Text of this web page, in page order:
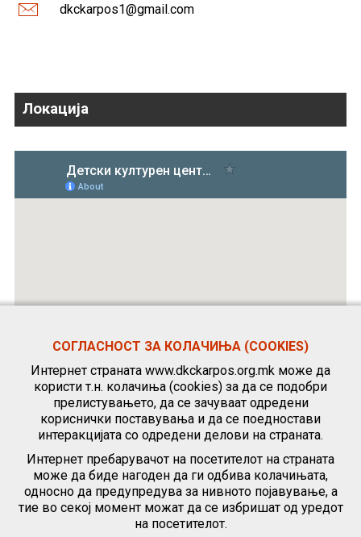
dkckarpos1@gmail.com
Локација
СОГЛАСНОСТ ЗА КОЛАЧИЊА (COOKIES)
Интернет страната www.dkckarpos.org.mk може да
користи т.н. колачиња (cookies) за да се подобри
прелистувањето, да се зачуваат одредени
кориснички поставувања и да се поедностави
интеракцијата со одредени делови на страната.
Интернет пребарувачот на посетителот на страната
може да биде нагоден да ги одбива колачињата,
односно да предупредува за нивното појавување, а
тие во секој момент можат да се избришат од уредот
на посетителот.